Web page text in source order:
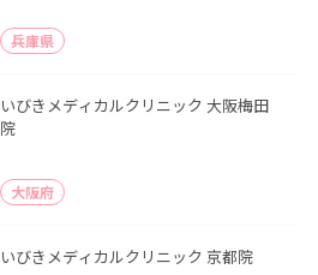
兵庫県
いびきメディカルクリニック 大阪梅田
院
大阪府
いびきメディカルクリニック 京都院